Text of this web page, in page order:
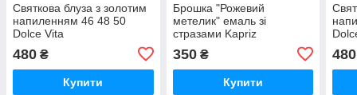
Святкова блуза з золотим
напиленням 46 48 50
Dolce Vita
480 ₴
Купити
Брошка "Рожевий
метелик" емаль зі
стразами Kapriz
350₴
Купити
480